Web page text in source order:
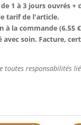
1 à 3 jours ouvrés +
tarif de l'article.
la commande (6.55
soin. Facture,
toutes responsabilités